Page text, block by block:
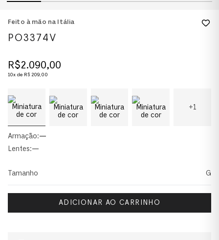
Feito à mão na Itália
PO3374V
R$2.090,00
10x de R$ 209,00
+1
Armação:—
Lentes:—
Tamanho G
ADICIONAR AO CARRINHO